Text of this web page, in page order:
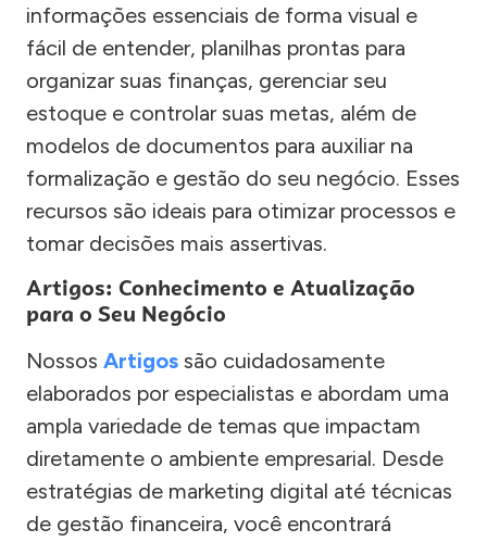
informações essenciais de forma visual e
fácil de entender, planilhas prontas para
organizar suas finanças, gerenciar seu
estoque e controlar suas metas, além de
modelos de documentos para auxiliar na
formalização e gestão do seu negócio. Esses
recursos são ideais para otimizar processos e
tomar decisões mais assertivas.
Artigos: Conhecimento e Atualização
para o Seu Negócio
Nossos Artigos são cuidadosamente
elaborados por especialistas e abordam uma
ampla variedade de temas que impactam
diretamente o ambiente empresarial. Desde
estratégias de marketing digital até técnicas
de gestão financeira, você encontrará